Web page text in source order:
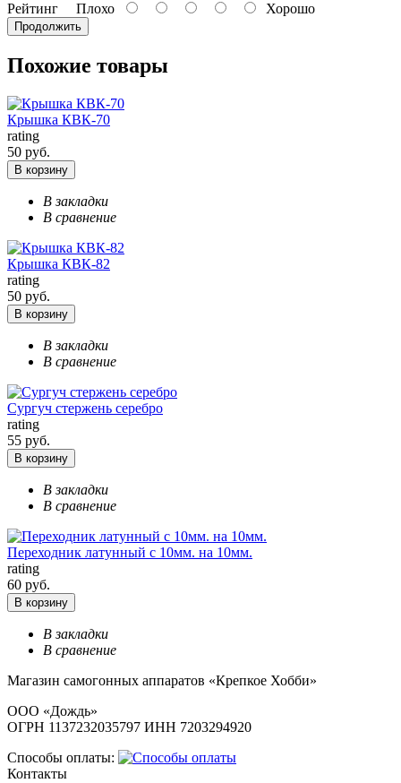
Рейтинг Плохо Хорошо
Продолжить
Похожие товары
Крышка КВК-70
rating
50 руб.
В корзину
В закладки
В сравнение
Крышка КВК-82
rating
50 руб.
В корзину
В закладки
В сравнение
Сургуч стержень серебро
rating
55 руб.
В корзину
В закладки
В сравнение
Переходник латунный с 10мм. на 10мм.
rating
60 руб.
В корзину
В закладки
В сравнение
Магазин самогонных аппаратов «Крепкое Хобби»
ООО «Дождь»
ОГРН 1137232035797 ИНН 7203294920
Способы оплаты:
Контакты